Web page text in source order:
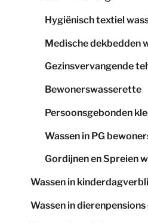
Hygiënisch textiel
Medische dekbedden
Gezinsvervangende
Bewonerswasserette
Persoonsgebonden
Wassen in PG
Gordijnen en Spreien
Wassen in
Wassen in dierenpensions